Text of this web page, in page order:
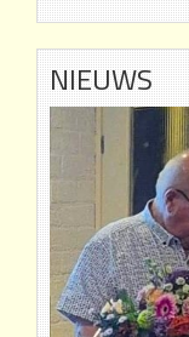
NIEUWS